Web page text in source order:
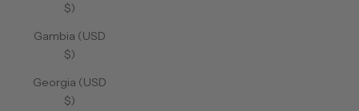
$)
Gambia (USD
$)
Georgia (USD
$)